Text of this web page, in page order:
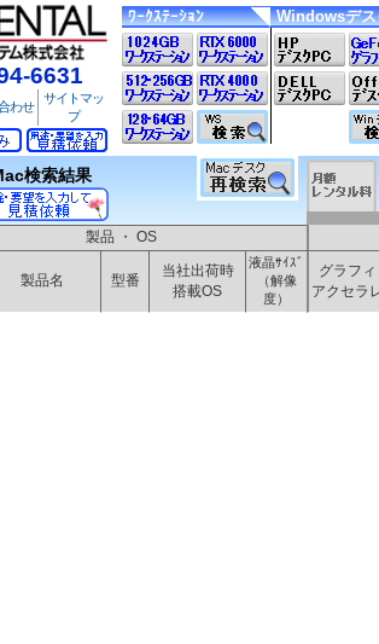
6631
わせ
サイトマッ
プ
ﾜｰｸｽﾃｰｼｮﾝ Windowsデス
検索結果
製品 ・ OS
製品名 型番
当社出荷時
搭載OS
液晶ｻｲｽﾞ
（解像
度）
グラフ
アクセラ